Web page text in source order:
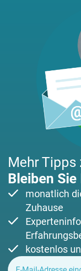
Mehr Tipps
Bleiben
monatlich
Zuhause
kostenlos